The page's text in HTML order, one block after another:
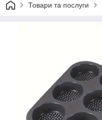
Товари та послуги